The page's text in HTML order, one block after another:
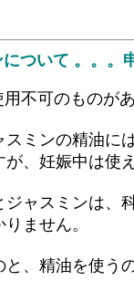
ついて 。。。
不可のものが
ミンの精油に
、妊娠中は使
ャスミンは、
ません。
と、精油を使う